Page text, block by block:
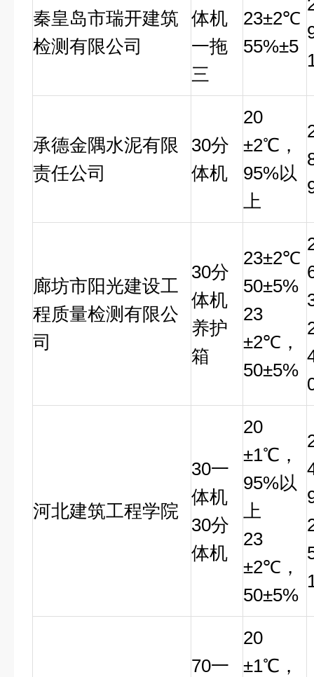
秦皇岛市瑞开建筑
检测有限公司
体机
一拖
三
23±2℃
55%±5
承德金隅水泥有限
责任公司
30分
体机
20
±2℃，
95%以
上
廊坊市阳光建设工
程质量检测有限公
司
30分
体机
养护
箱
23±2℃
50±5%
23
±2℃，
50±5%
河北建筑工程学院
30一
体机
30分
体机
20
±1℃，
95%以
上
23
±2℃，
50±5%
70一
20
±1℃，